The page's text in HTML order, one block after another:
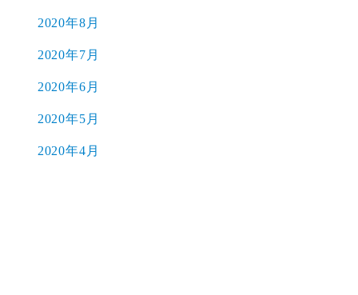
2020年8月
2020年7月
2020年6月
2020年5月
2020年4月